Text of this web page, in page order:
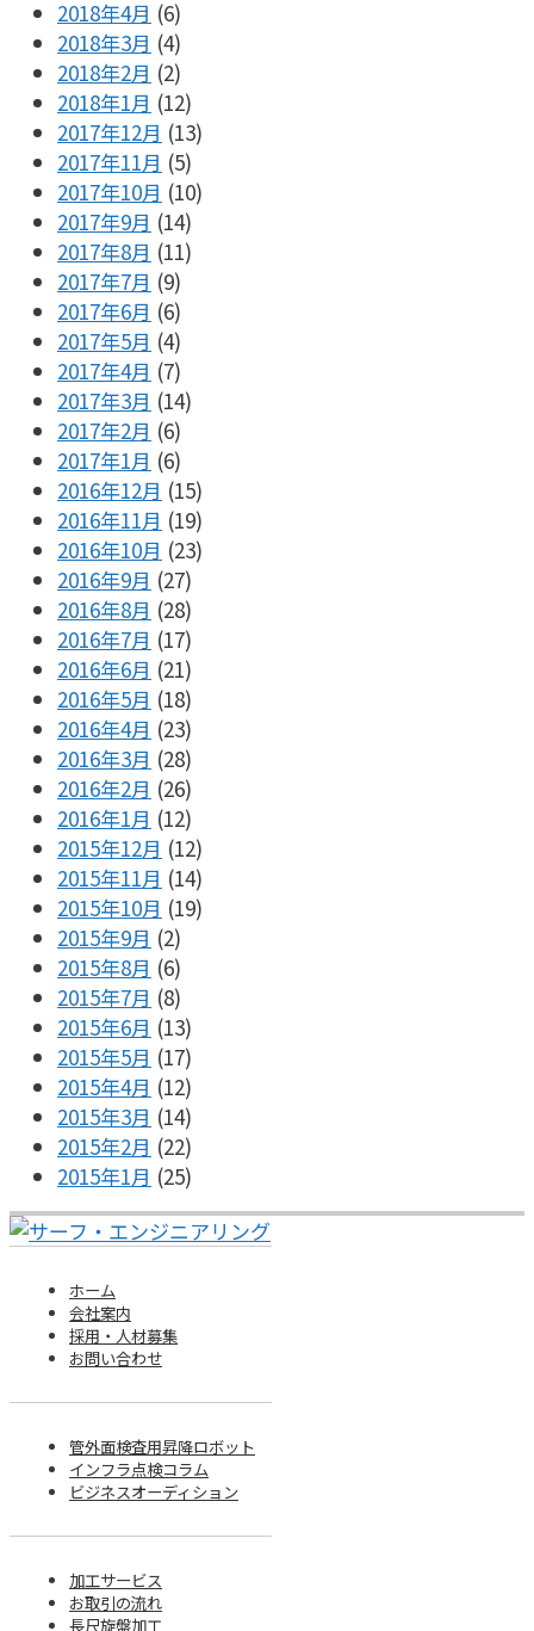
2018年4月 (6)
2018年3月 (4)
2018年2月 (2)
2018年1月 (12)
2017年12月 (13)
2017年11月 (5)
2017年10月 (10)
2017年9月 (14)
2017年8月 (11)
2017年7月 (9)
2017年6月 (6)
2017年5月 (4)
2017年4月 (7)
2017年3月 (14)
2017年2月 (6)
2017年1月 (6)
2016年12月 (15)
2016年11月 (19)
2016年10月 (23)
2016年9月 (27)
2016年8月 (28)
2016年7月 (17)
2016年6月 (21)
2016年5月 (18)
2016年4月 (23)
2016年3月 (28)
2016年2月 (26)
2016年1月 (12)
2015年12月 (12)
2015年11月 (14)
2015年10月 (19)
2015年9月 (2)
2015年8月 (6)
2015年7月 (8)
2015年6月 (13)
2015年5月 (17)
2015年4月 (12)
2015年3月 (14)
2015年2月 (22)
2015年1月 (25)
ホーム
会社案内
採用・人材募集
お問い合わせ
管外面検査用昇降ロボット
インフラ点検コラム
ビジネスオーディション
加工サービス
お取引の流れ
長尺旋盤加工